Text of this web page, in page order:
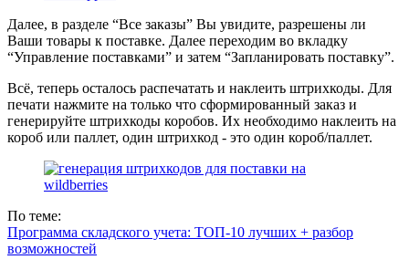
Далее, в разделе “Все заказы” Вы увидите, разрешены ли
Ваши товары к поставке. Далее переходим во вкладку
“Управление поставками” и затем “Запланировать поставку”.
Всё, теперь осталось распечатать и наклеить штрихкоды. Для
печати нажмите на только что сформированный заказ и
генерируйте штрихкоды коробов. Их необходимо наклеить на
короб или паллет, один штрихкод - это один короб/паллет.
По теме:
Программа складского учета: ТОП-10 лучших + разбор
возможностей